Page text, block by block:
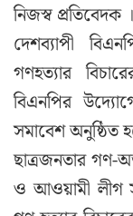
নিজস্ব প্রতিবেদক
দেশব্যাপী
গণহত্যার
বিএনপির
সমাবেশ অনুষ্ঠিত
ছাত্রজনতার গণ-
ও আওয়ামী লীগ